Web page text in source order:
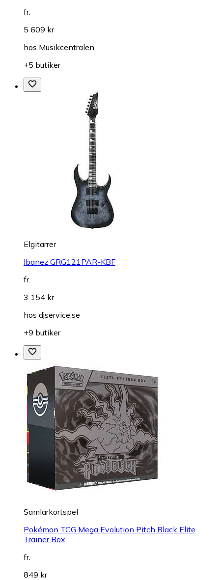
fr.
5 609 kr
hos Musikcentralen
+5 butiker
Elgitarrer
Ibanez GRG121PAR-KBF
fr.
3 154 kr
hos djservice.se
+9 butiker
Samlarkortspel
Pokémon TCG Mega Evolution Pitch Black Elite
Trainer Box
fr.
849 kr